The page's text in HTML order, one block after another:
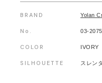
BRAND Yolan
No. 03-
COLOR IVORY
SILHOUETTE スレン